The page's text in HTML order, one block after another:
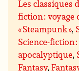
Les classiques
fiction : voyage
« Steampunk »,
Science-fiction
apocalyptique,
Fantasy,